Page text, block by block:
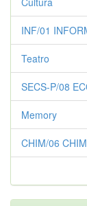
INF/01
Teatro
SECS-P/08
Memory
CHIM/06